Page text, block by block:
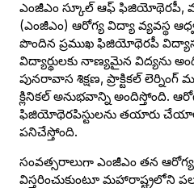
ఎంజీఎం స్కూల్ ఆఫ్
(ఎంజీఎం) ఆరోగ్య విద్యా వ్యవస్థ
పొందిన ప్రముఖ ఫిజియోథెరపీ
విద్యార్థులకు నాణ్యమైన విద్యను
పునరావాస శిక్షణ, ప్రాక్టికల్
క్లినికల్ అనుభవాన్ని అందిస్తోంది.
ఫిజియోథెరపిస్టులను తయారు
పనిచేస్తోంది.
సంవత్సరాలుగా ఎంజీఎం తన ఆరోగ్య
విస్తరించుకుంటూ మహారాష్ట్రలోని